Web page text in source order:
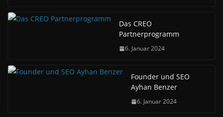
Das CREO
Partnerprogramm
6. Januar 2024
Founder und SEO
Ayhan Benzer
6. Januar 2024